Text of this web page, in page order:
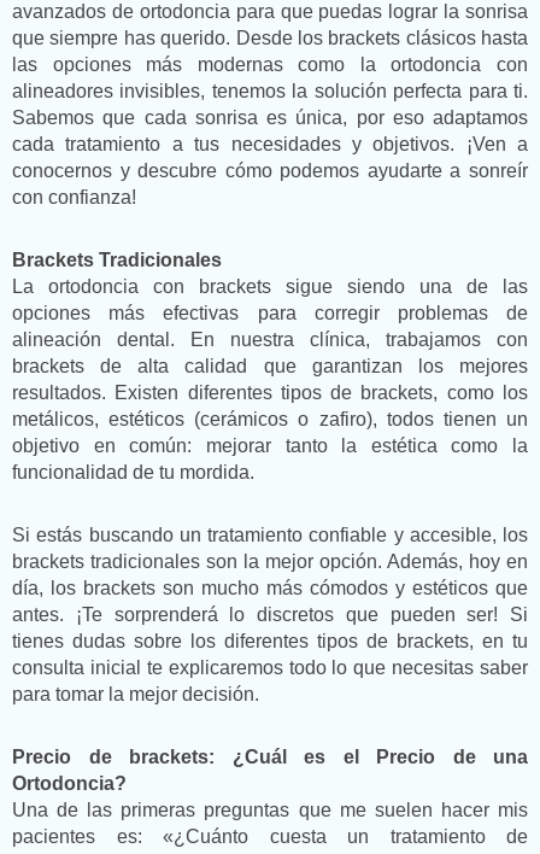
avanzados de ortodoncia para que puedas lograr la sonrisa
que siempre has querido. Desde los brackets clásicos hasta
las opciones más modernas como la ortodoncia con
alineadores invisibles, tenemos la solución perfecta para ti.
Sabemos que cada sonrisa es única, por eso adaptamos
cada tratamiento a tus necesidades y objetivos. ¡Ven a
conocernos y descubre cómo podemos ayudarte a sonreír
con confianza!
Brackets Tradicionales
La ortodoncia con brackets sigue siendo una de las
opciones más efectivas para corregir problemas de
alineación dental. En nuestra clínica, trabajamos con
brackets de alta calidad que garantizan los mejores
resultados. Existen diferentes tipos de brackets, como los
metálicos, estéticos (cerámicos o zafiro), todos tienen un
objetivo en común: mejorar tanto la estética como la
funcionalidad de tu mordida.
Si estás buscando un tratamiento confiable y accesible, los
brackets tradicionales son la mejor opción. Además, hoy en
día, los brackets son mucho más cómodos y estéticos que
antes. ¡Te sorprenderá lo discretos que pueden ser! Si
tienes dudas sobre los diferentes tipos de brackets, en tu
consulta inicial te explicaremos todo lo que necesitas saber
para tomar la mejor decisión.
Precio de brackets: ¿Cuál es el Precio de una
Ortodoncia?
Una de las primeras preguntas que me suelen hacer mis
pacientes es: «¿Cuánto cuesta un tratamiento de